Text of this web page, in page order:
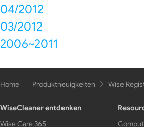
04/2012
03/2012
2006~2011
Home Produktneuigkeiten Wise
WiseCleaner entdenken
Wise Care 365